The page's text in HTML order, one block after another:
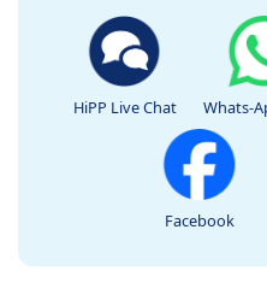
HiPP Live Chat Whats-
Facebook